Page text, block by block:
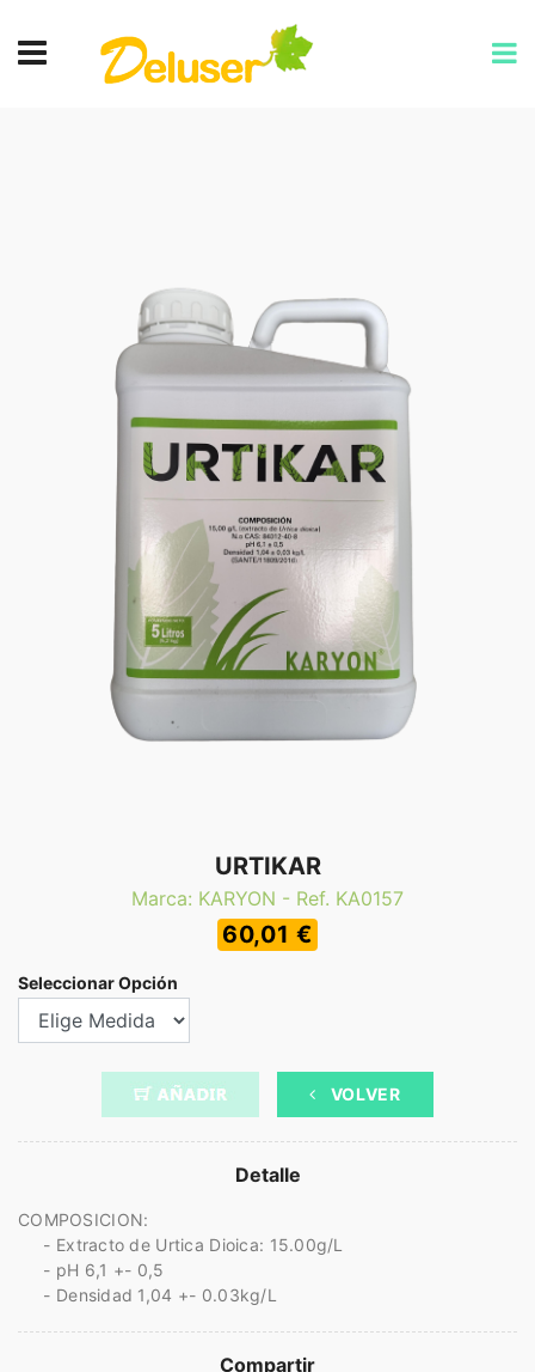
URTIKAR
Marca: KARYON - Ref. KA0157
60,01 €
Seleccionar Opción
VOLVER
Detalle
COMPOSICION:
- Extracto de Urtica Dioica: 15.00g/L
- pH 6,1 +- 0,5
- Densidad 1,04 +- 0.03kg/L
Compartir